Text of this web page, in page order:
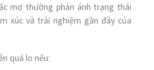
mơ thường phản ánh trạng thái
xúc và trải nghiệm gần đây của
quá lo nếu: